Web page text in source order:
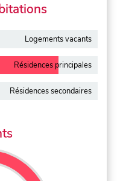
Logements vacants
Résidences principales
Résidences secondaires